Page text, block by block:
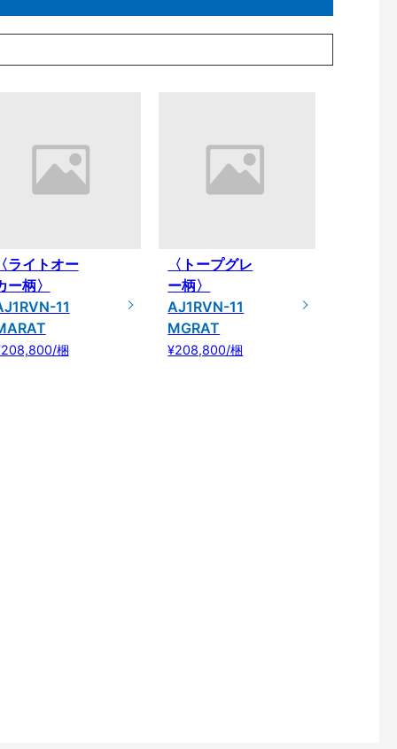
〈ライトオー
ー柄〉
11
梱
〈トープグレ
ー柄〉
AJ1RVN-11
MGRAT
¥208,800/梱